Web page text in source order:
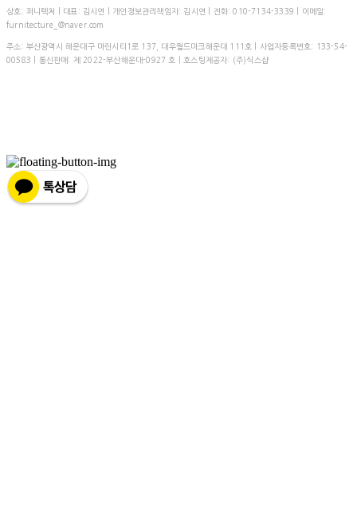
상호: 퍼니텍처 | 대표: 김시연 | 개인정보관리책임자: 김시연 | 전화: 010-7134-3339 | 이메일:
furnitecture_@naver.com
주소: 부산광역시 해운대구 마린시티1로 137, 대우월드마크해운대 111호 | 사업자등록번호: 133-54-
00583 | 통신판매: 제 2022-부산해운대-0927 호 | 호스팅제공자: (주)식스샵